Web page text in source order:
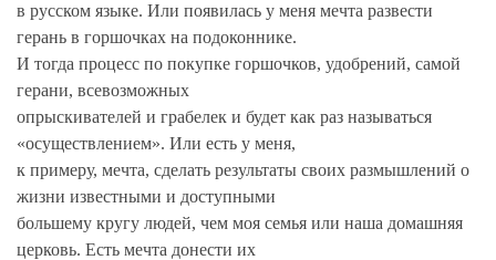
в русском языке. Или появилась у меня мечта развести
герань в горшочках на подоконнике.
И тогда процесс по покупке горшочков, удобрений, самой
герани, всевозможных
опрыскивателей и грабелек и будет как раз называться
«осуществлением». Или есть у меня,
к примеру, мечта, сделать результаты своих размышлений о
жизни известными и доступными
большему кругу людей, чем моя семья или наша домашняя
церковь. Есть мечта донести их